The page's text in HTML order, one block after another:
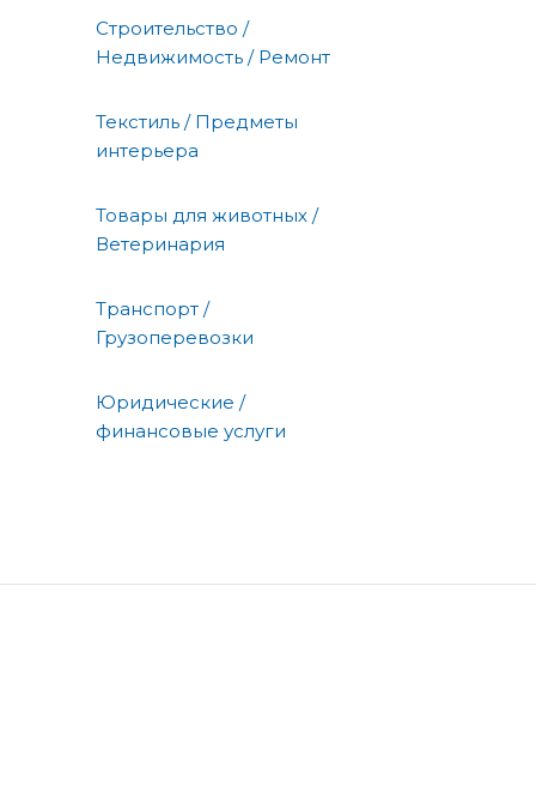
Строительство /
Недвижимость / Ремонт
Текстиль / Предметы
интерьера
Товары для животных /
Ветеринария
Транспорт /
Грузоперевозки
Юридические /
финансовые услуги